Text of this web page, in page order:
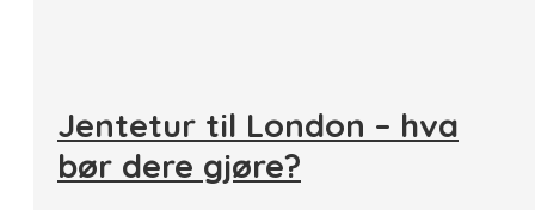
Jentetur til London – hva
bør dere gjøre?